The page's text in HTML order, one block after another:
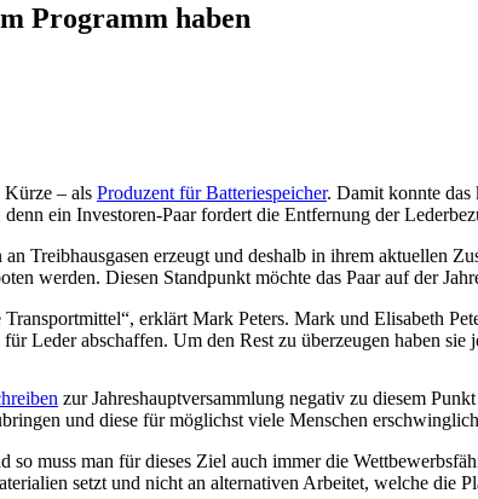
Programm haben
– als Produzent für Batteriespeicher. Damit konnte
ein Investoren-Paar fordert die Entfernung der
Treibhausgasen erzeugt und deshalb in ihrem aktuellen
werden. Diesen Standpunkt möchte das Paar auf der
erklärt Mark Peters. Mark und Elisabeth
Leder abschaffen. Um den Rest zu überzeugen haben
zur Jahreshauptversammlung negativ zu diesem
und diese für möglichst viele Menschen
muss man für dieses Ziel auch immer die
setzt und nicht an alternativen Arbeitet, welche die